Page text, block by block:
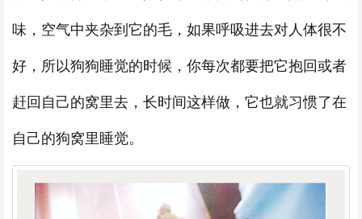
味，空气中夹杂到它的毛，如果呼吸进去对人体很不
好，所以狗狗睡觉的时候，你每次都要把它抱回或者
赶回自己的窝里去，长时间这样做，它也就习惯了在
自己的狗窝里睡觉。